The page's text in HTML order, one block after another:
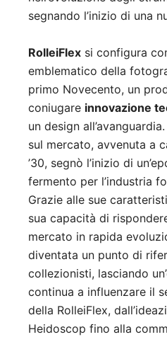
segnando l’inizio di una
RolleiFlex si configura
emblematico della
primo Novecento, un
coniugare innovazione
un design
sul mercato, avvenuta a
’30, segnò l’inizio di
fermento per l’industria
Grazie alle sue
sua capacità di
mercato in rapida
diventata un punto di
collezionisti, lasciando
continua a influenzare il
della RolleiFlex,
Heidoscop fino alla